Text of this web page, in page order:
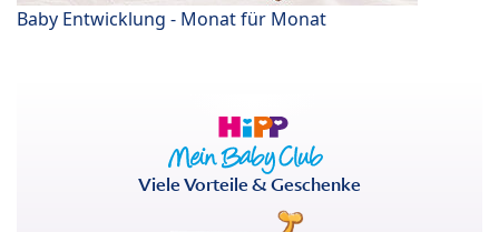
Baby Entwicklung - Monat für Monat
Viele Vorteile & Geschenke